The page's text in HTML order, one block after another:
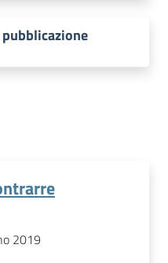
2019